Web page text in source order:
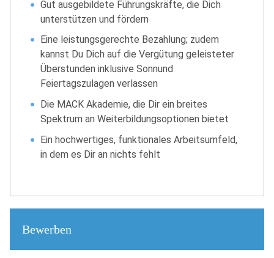
Gut ausgebildete Führungskräfte, die Dich
unterstützen und fördern
Eine leistungsgerechte Bezahlung; zudem
kannst Du Dich auf die Vergütung geleisteter
Überstunden inklusive Sonnund
Feiertagszulagen verlassen
Die MACK Akademie, die Dir ein breites
Spektrum an Weiterbildungsoptionen bietet
Ein hochwertiges, funktionales Arbeitsumfeld,
in dem es Dir an nichts fehlt
Bewerben